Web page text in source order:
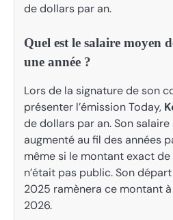
de dollars par an.
Quel est le salaire moyen
une année ?
Lors de la signature de son
présenter l’émission Today,
de dollars par an. Son
augmenté au fil des années
même si le montant exact de
n’était pas public. Son
2025 ramènera ce montant
2026.